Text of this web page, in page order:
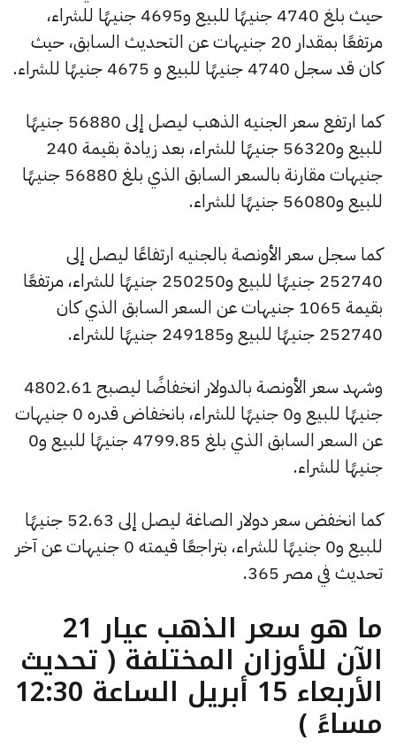
حيث بلغ 4740 جنيهًا للبيع و4695 جنيهًا للشراء،
مرتفعًا بمقدار 20 جنيهات عن التحديث السابق، حيث
كان قد سجل 4740 جنيهًا للبيع و 4675 جنيهًا للشراء.
كما ارتفع سعر الجنيه الذهب ليصل إلى 56880 جنيهًا
للبيع و56320 جنيهًا للشراء، بعد زيادة بقيمة 240
جنيهات مقارنة بالسعر السابق الذي بلغ 56880 جنيهًا
للبيع و56080 جنيهًا للشراء.
كما سجل سعر الأونصة بالجنيه ارتفاعًا ليصل إلى
252740 جنيهًا للبيع و250250 جنيهًا للشراء، مرتفعًا
بقيمة 1065 جنيهات عن السعر السابق الذي كان
252740 جنيهًا للبيع و249185 جنيهًا للشراء.
وشهد سعر الأونصة بالدولار انخفاضًا ليصبح 4802.61
جنيهًا للبيع و0 جنيهًا للشراء، بانخفاض قدره 0 جنيهات
عن السعر السابق الذي بلغ 4799.85 جنيهًا للبيع و0
جنيهًا للشراء.
كما انخفض سعر دولار الصاغة ليصل إلى 52.63 جنيهًا
للبيع و0 جنيهًا للشراء، بتراجعًا قيمته 0 جنيهات عن آخر
تحديث في مصر 365.
ما هو سعر الذهب عيار 21
الآن للأوزان المختلفة ( تحديث
الأربعاء 15 أبريل الساعة 12:30
مساءً )